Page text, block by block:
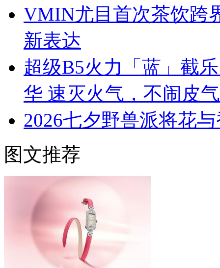
VMIN尤目首次茶饮跨
新表达
超级B5火力「蓝」截
华 速灭火气，不闹皮气
2026七夕野兽派将花
图文推荐